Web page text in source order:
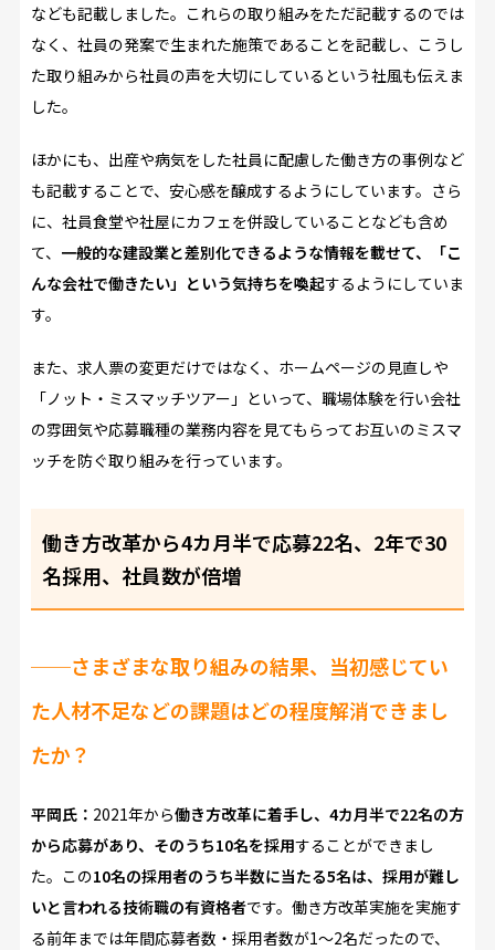
なども記載しました。これらの取り組みをただ記載するのでは
なく、社員の発案で生まれた施策であることを記載し、こうし
た取り組みから社員の声を大切にしているという社風も伝えま
した。
ほかにも、出産や病気をした社員に配慮した働き方の事例など
も記載することで、安心感を醸成するようにしています。さら
に、社員食堂や社屋にカフェを併設していることなども含め
て、 一般的な建設業と差別化できるような情報を載せて、「こ
んな会社で働きたい」という気持ちを喚起するようにしていま
す。
また、求人票の変更だけではなく、ホームページの見直しや
「ノット・ミスマッチツアー」といって、職場体験を行い会社
の雰囲気や応募職種の業務内容を見てもらってお互いのミスマ
ッチを防ぐ取り組みを行っています。
働き方改革から4カ月半で応募22名、2年で30
名採用、社員数が倍増
──さまざまな取り組みの結果、当初感じてい
た人材不足などの課題はどの程度解消できまし
たか？
平岡氏： 2021年から働き方改革に着手し、4カ月半で22名の方
から応募があり、そのうち10名を採用することができまし
た。この10名の採用者のうち半数に当たる5名は、採用が難し
いと言われる技術職の有資格者です。働き方改革実施を実施す
る前年までは年間応募者数・採用者数が1～2名だったので、